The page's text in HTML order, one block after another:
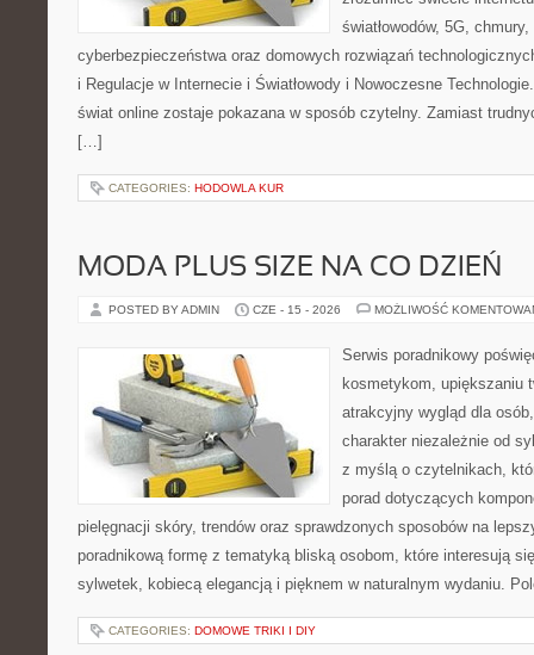
światłowodów, 5G,
cyberbezpieczeństwa oraz domowych rozwiązań
i Regulacje w Internecie i Światłowody i Nowoczesne
świat online zostaje pokazana w sposób czytelny. Zamiast
[…]
CATEGORIES: HODOWLA KUR
MODA PLUS SIZE NA CO DZIEŃ
POSTED BY ADMIN CZE - 15 - 2026 MOŻLIWOŚĆ
Serwis poradnikowy
kosmetykom, upiększaniu
atrakcyjny wygląd dla
charakter niezależnie od
z myślą o czytelnikach,
porad dotyczących
pielęgnacji skóry, trendów oraz sprawdzonych sposobów na
poradnikową formę z tematyką bliską osobom, które interesują
sylwetek, kobiecą elegancją i pięknem w naturalnym wydaniu.
CATEGORIES: DOMOWE TRIKI I DIY